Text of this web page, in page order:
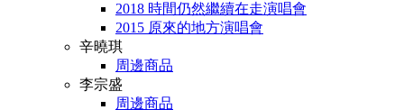
2018 時間仍然繼續在走演唱會
2015 原來的地方演唱會
辛曉琪
周邊商品
李宗盛
周邊商品